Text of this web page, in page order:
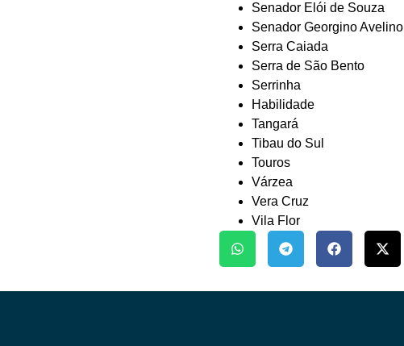
Senador Elói de Souza
Senador Georgino Avelino
Serra Caiada
Serra de São Bento
Serrinha
Habilidade
Tangará
Tibau do Sul
Touros
Várzea
Vera Cruz
Vila Flor